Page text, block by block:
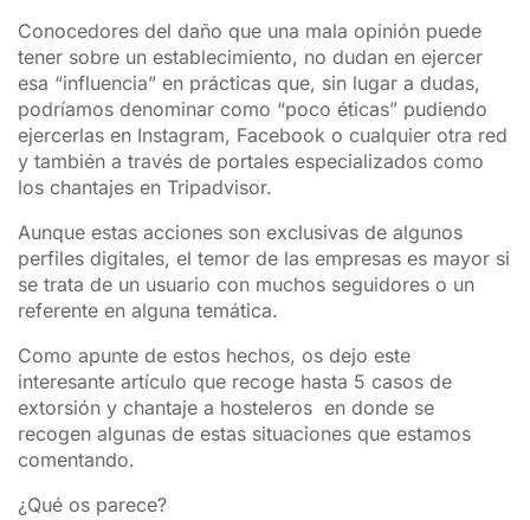
Conocedores del daño que una mala opinión puede
tener sobre un establecimiento, no dudan en ejercer
esa “influencia” en prácticas que, sin lugar a dudas,
podríamos denominar como “poco éticas” pudiendo
ejercerlas en Instagram, Facebook o cualquier otra red
y también a través de portales especializados como
los chantajes en Tripadvisor.
Aunque estas acciones son exclusivas de algunos
perfiles digitales, el temor de las empresas es mayor si
se trata de un usuario con muchos seguidores o un
referente en alguna temática.
Como apunte de estos hechos, os dejo este
interesante artículo que recoge hasta 5 casos de
extorsión y chantaje a hosteleros en donde se
recogen algunas de estas situaciones que estamos
comentando.
¿Qué os parece?